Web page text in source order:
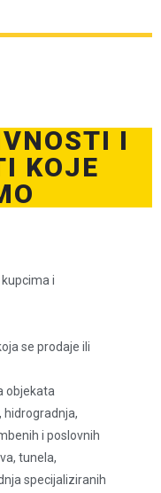
I
KOJE
i
se prodaje ili
objekata
hidrogradnja,
i poslovnih
tunela,
specijaliziranih